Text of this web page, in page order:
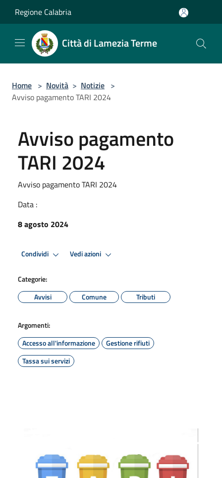
Regione Calabria
Città di Lamezia Terme
Home > Novità > Notizie >
Avviso pagamento TARI 2024
Avviso pagamento
TARI 2024
Avviso pagamento TARI 2024
Data :
8 agosto 2024
Condividi Vedi azioni
Categorie:
Avvisi
Comune Tributi
Argomenti:
Accesso all'informazione
Gestione rifiuti
Tassa sui servizi